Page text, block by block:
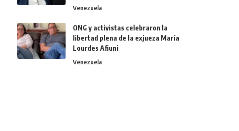
Venezuela
ONG y activistas celebraron la
libertad plena de la exjueza María
Lourdes Afiuni
Venezuela